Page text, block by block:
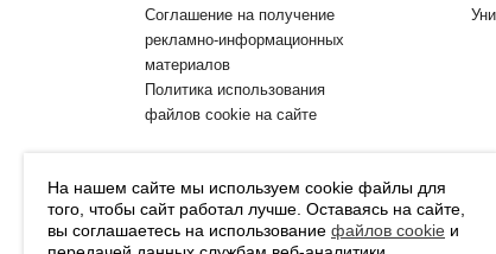
Соглашение на получение
рекламно-информационных
материалов
Политика использования
файлов cookie на сайте
Интернет-
итальянской
На нашем сайте мы используем cookie файлы для
того, чтобы сайт работал лучше. Оставаясь на сайте,
вы соглашаетесь на использование файлов cookie и